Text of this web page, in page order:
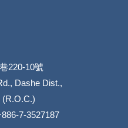
220-10號
Dashe Dist.,
(R.O.C.)
7-3527187